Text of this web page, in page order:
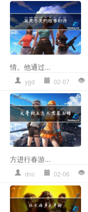
情。他通过...
ygd 02-07
方进行春游...
dnc 02-06